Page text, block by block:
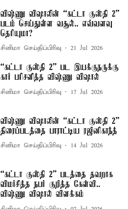
விஷ்ணு விஷாலின் “கட்டா குஸ்தி 2”
படம் செய்துள்ள வசூல்.. எவ்வளவு
தெரியுமா?
சினிமா செய்திப்பிரிவு 21 Jul 2026
“கட்டா குஸ்தி 2” பட இயக்குநருக்கு
கார் பரிசளித்த விஷ்ணு விஷால்
சினிமா செய்திப்பிரிவு 17 Jul 2026
விஷ்ணு விஷாலின் “கட்டா குஸ்தி 2”
திரைப்படத்தை பாராட்டிய ரஜினிகாந்த்
சினிமா செய்திப்பிரிவு 14 Jul 2026
“கட்டா குஸ்தி 2” படத்தை தவறாக
விமர்சித்த நபர் குறித்த கேள்வி..
விஷ்ணு விஷால் விளக்கம்